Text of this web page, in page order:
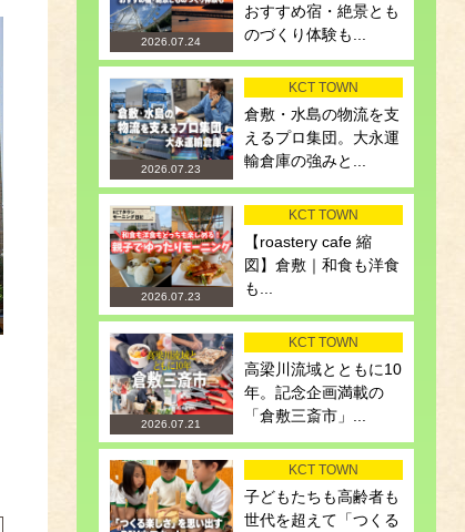
2026.07.24
おすすめ宿・絶景とも
のづくり体験も...
2026.07.23
KCT TOWN
倉敷・水島の物流を支
えるプロ集団。大永運
輸倉庫の強みと...
2026.07.23
KCT TOWN
【roastery cafe 縮
図】倉敷｜和食も洋食
も...
2026.07.21
KCT TOWN
高梁川流域とともに10
年。記念企画満載の
「倉敷三斎市」...
KCT TOWN
子どもたちも高齢者も
世代を超えて「つくる